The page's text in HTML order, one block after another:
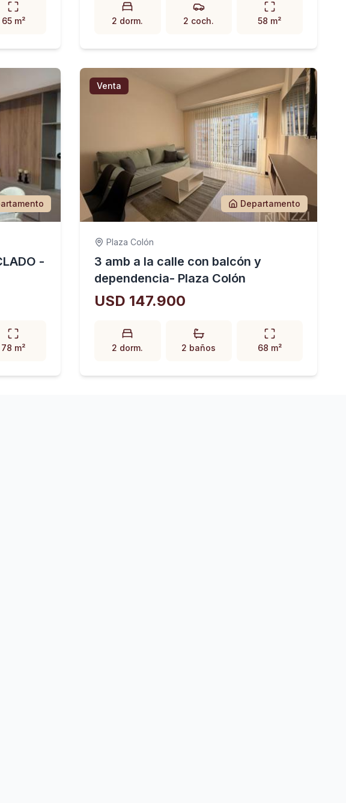
65 m² 2 dorm. 2 coch. 58 m²
-
78 m²
Venta
Departamento
Plaza Colón
3 amb a la calle con balcón y
dependencia- Plaza Colón
USD 147.900
2 dorm. 2 baños 68 m²